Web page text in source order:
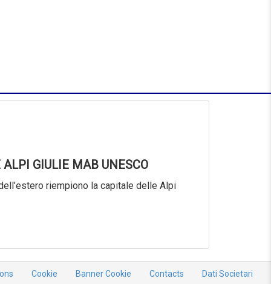
GIULIE MAB UNESCO
riempiono la capitale delle Alpi
Cookie Banner Cookie Contacts Dati Societari